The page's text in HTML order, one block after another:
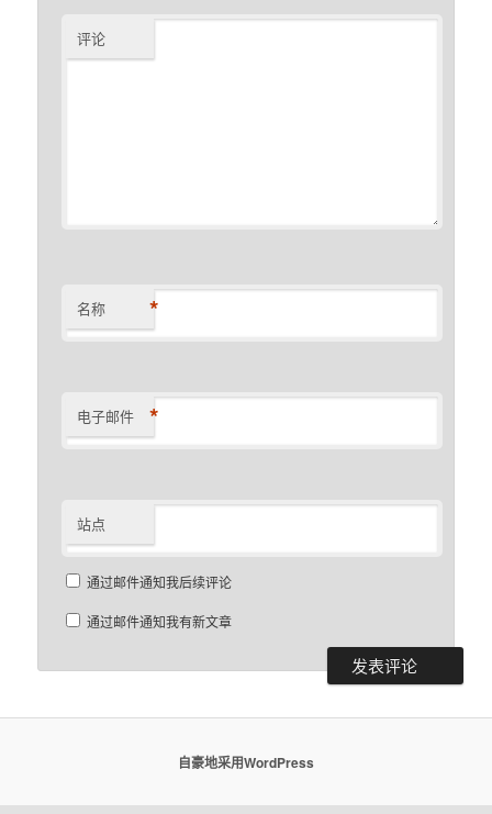
评论
名称 *
电子邮件 *
站点
通过邮件通知我后续评论
通过邮件通知我有新文章
自豪地采用WordPress